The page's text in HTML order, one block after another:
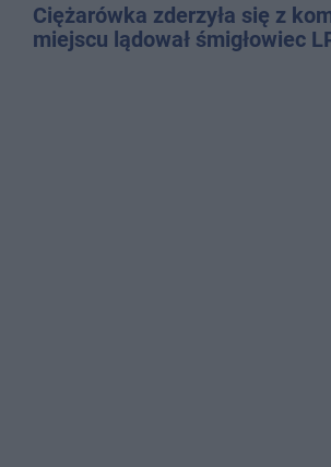
Ciężarówka zderzyła się z
miejscu lądował śmigłowiec